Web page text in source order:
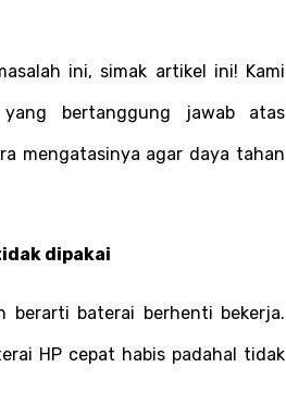
ini, simak artikel ini! Kami
bertanggung jawab atas
mengatasinya agar daya tahan
dipakai
berarti baterai berhenti bekerja.
HP cepat habis padahal tidak